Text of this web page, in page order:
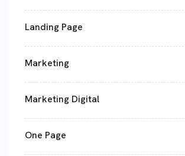
Landing Page
Marketing
Marketing Digital
One Page